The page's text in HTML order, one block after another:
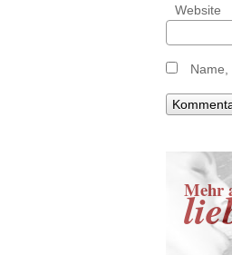
Website
Name,
Mehr